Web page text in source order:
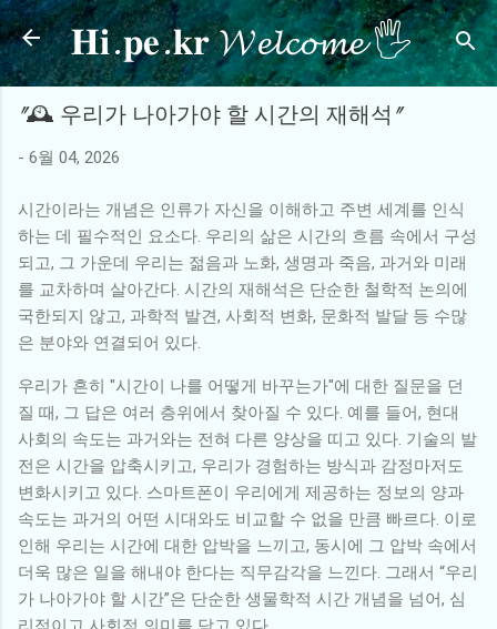
기본 콘텐츠로 건너뛰기
𝐇𝐢.𝐩𝐞.𝐤𝐫 𝓦𝓮𝓵𝓬𝓸𝓶𝓮 🖐
"🕰️ 우리가 나아가야 할 시간의 재해석"
- 6월 04, 2026
시간이라는 개념은 인류가 자신을 이해하고 주변 세계를 인식
하는 데 필수적인 요소다. 우리의 삶은 시간의 흐름 속에서 구성
되고, 그 가운데 우리는 젊음과 노화, 생명과 죽음, 과거와 미래
를 교차하며 살아간다. 시간의 재해석은 단순한 철학적 논의에
국한되지 않고, 과학적 발견, 사회적 변화, 문화적 발달 등 수많
은 분야와 연결되어 있다.
우리가 흔히 "시간이 나를 어떻게 바꾸는가"에 대한 질문을 던
질 때, 그 답은 여러 층위에서 찾아질 수 있다. 예를 들어, 현대
사회의 속도는 과거와는 전혀 다른 양상을 띠고 있다. 기술의 발
전은 시간을 압축시키고, 우리가 경험하는 방식과 감정마저도
변화시키고 있다. 스마트폰이 우리에게 제공하는 정보의 양과
속도는 과거의 어떤 시대와도 비교할 수 없을 만큼 빠르다. 이로
인해 우리는 시간에 대한 압박을 느끼고, 동시에 그 압박 속에서
더욱 많은 일을 해내야 한다는 직무감각을 느낀다. 그래서 “우리
가 나아가야 할 시간”은 단순한 생물학적 시간 개념을 넘어, 심